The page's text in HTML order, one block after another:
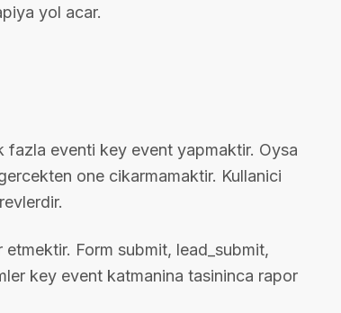
yol acar.
eventi key event yapmaktir. Oysa
one cikarmamaktir. Kullanici
Form submit, lead_submit,
key event katmanina tasininca rapor